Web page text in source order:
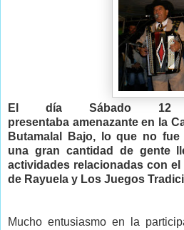
El día Sábado
presentaba amenazante en la
Butamalal Bajo, lo que no
una gran cantidad de gente
actividades relacionadas con el
de Rayuela y Los Juegos
Mucho entusiasmo en la